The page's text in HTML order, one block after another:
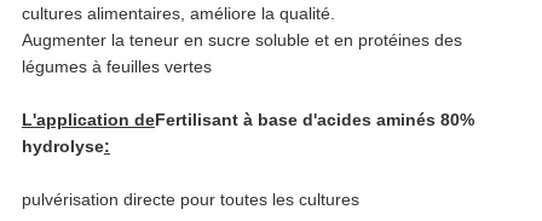
cultures alimentaires, améliore la qualité.
Augmenter la teneur en sucre soluble et en protéines des
légumes à feuilles vertes
L'application deFertilisant à base d'acides aminés 80%
hydrolyse:
pulvérisation directe pour toutes les cultures